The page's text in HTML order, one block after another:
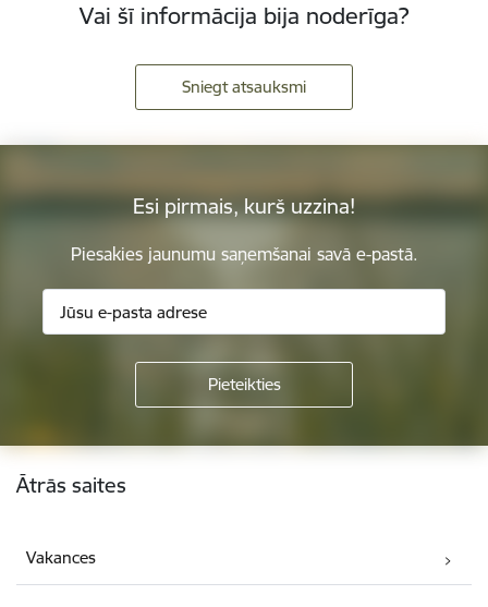
Vai šī informācija bija noderīga?
Sniegt atsauksmi
Esi pirmais, kurš uzzina!
Piesakies jaunumu saņemšanai savā e-pastā.
Kājene
Ātrās saites
Vakances